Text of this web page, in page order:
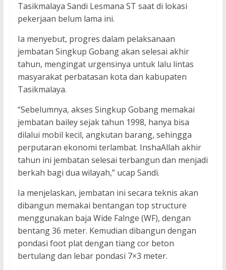
Tasikmalaya Sandi Lesmana ST saat di lokasi
pekerjaan belum lama ini.
Ia menyebut, progres dalam pelaksanaan
jembatan Singkup Gobang akan selesai akhir
tahun, mengingat urgensinya untuk lalu lintas
masyarakat perbatasan kota dan kabupaten
Tasikmalaya.
“Sebelumnya, akses Singkup Gobang memakai
jembatan bailey sejak tahun 1998, hanya bisa
dilalui mobil kecil, angkutan barang, sehingga
perputaran ekonomi terlambat. InshaAllah akhir
tahun ini jembatan selesai terbangun dan menjadi
berkah bagi dua wilayah,” ucap Sandi.
Ia menjelaskan, jembatan ini secara teknis akan
dibangun memakai bentangan top structure
menggunakan baja Wide Falnge (WF), dengan
bentang 36 meter. Kemudian dibangun dengan
pondasi foot plat dengan tiang cor beton
bertulang dan lebar pondasi 7×3 meter.